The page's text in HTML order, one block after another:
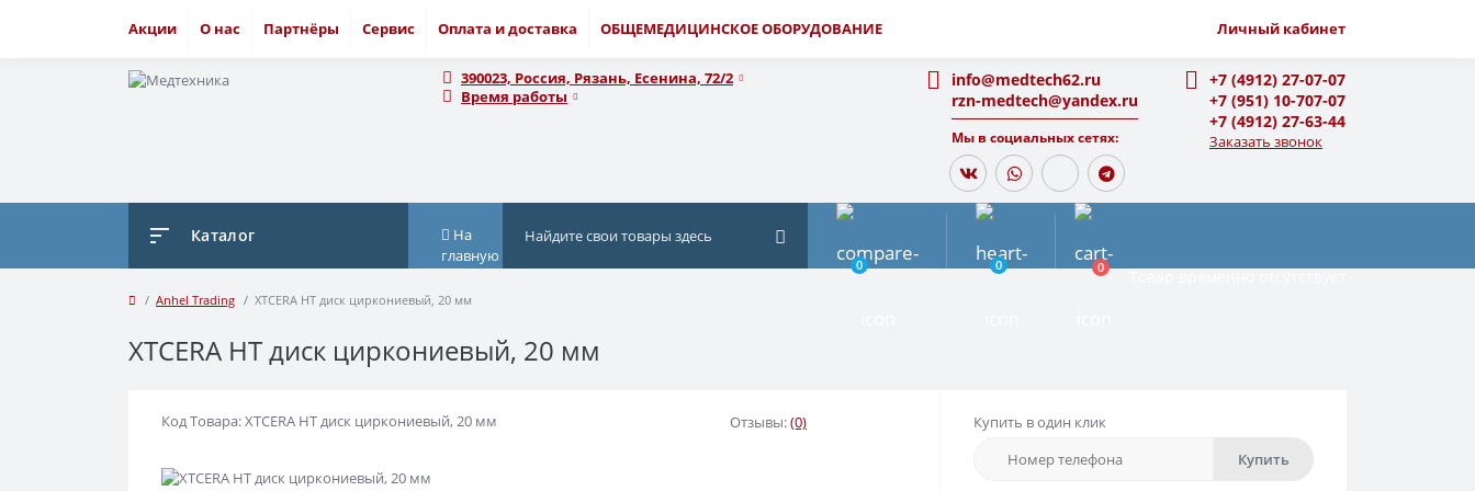
Акции О нас Партнёры Сервис Оплата и доставка ОБЩЕМЕДИЦИНСКОЕ ОБОРУДОВАНИЕ Личный кабинет
390023, Россия, Рязань, Есенина, 72/2
Время работы
info@medtech62.ru
rzn-medtech@yandex.ru
Мы в социальных сетях:
+7 (4912) 27-07-07
+7 (951) 10-707-07
+7 (4912) 27-63-44
Заказать звонок
Каталог
На
главную
0 0 0
Anhel Trading XTCERA HT диск циркониевый, 20 мм
XTCERA HT диск циркониевый, 20 мм
Код Товара: XTCERA HT диск циркониевый, 20 мм Отзывы:(0)
Купить в один клик
Купить